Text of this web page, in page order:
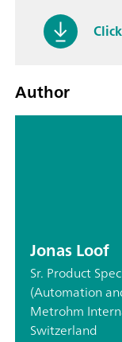
Author
Jonas Loof
Sr. Product
(Automation
Metrohm
Switzerland